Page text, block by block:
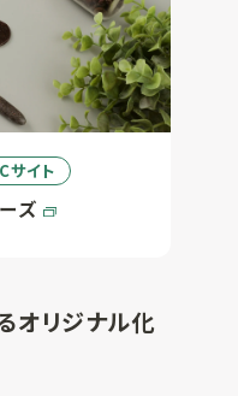
サイト
ズ
オリジナル化